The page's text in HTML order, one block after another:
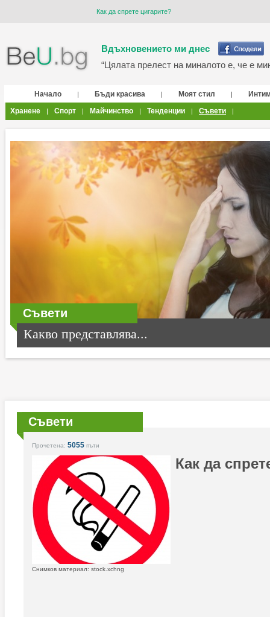
Как да спрете цигарите?
Вдъхновението ми днес
“Цялата прелест на миналото е, че е
Начало | Бъди красива | Моят стил |
Хранене
| Спорт | Майчинство | Тенденции | Съвети |
Съвети
Какво представлява...
Съвети
Прочетена: 5055 пъти
Как да
Снимков материал: stock.xchng